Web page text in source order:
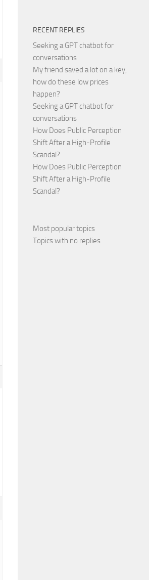
RECENT REPLIES
Seeking a GPT chatbot for
conversations
My friend saved a lot on a key,
how do these low prices
happen?
Seeking a GPT chatbot for
conversations
How Does Public Perception
Shift After a High-Profile
Scandal?
How Does Public Perception
Shift After a High-Profile
Scandal?
Most popular topics
Topics with no replies